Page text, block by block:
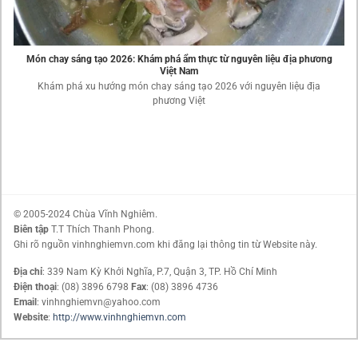
Món chay sáng tạo 2026: Khám phá ẩm thực từ nguyên liệu địa phương
Việt Nam
Khám phá xu hướng món chay sáng tạo 2026 với nguyên liệu địa
phương Việt
© 2005-2024 Chùa Vĩnh Nghiêm.
Biên tập T.T Thích Thanh Phong.
Ghi rõ nguồn vinhnghiemvn.com khi đăng lại thông tin từ Website này.
Địa chỉ: 339 Nam Kỳ Khởi Nghĩa, P.7, Quận 3, TP. Hồ Chí Minh
Điện thoại: (08) 3896 6798 Fax: (08) 3896 4736
Email : vinhnghiemvn@yahoo.com
Website: http://www.vinhnghiemvn.com